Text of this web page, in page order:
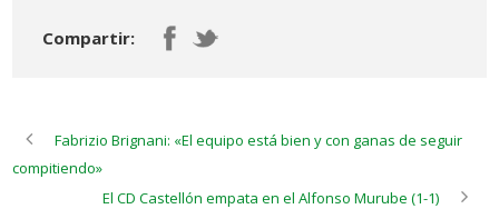
Compartir:
Fabrizio Brignani: «El equipo está bien y con ganas de seguir
compitiendo»
El CD Castellón empata en el Alfonso Murube (1-1)